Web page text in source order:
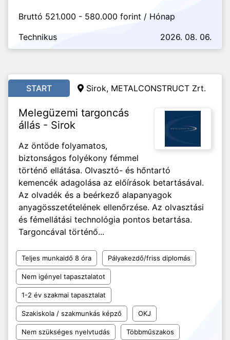
Bruttó 521.000 - 580.000 forint / Hónap
Technikus
2026. 08. 06.
START Sirok, METALCONSTRUCT Zrt.
Melegüzemi targoncás
állás - Sirok
Az öntöde folyamatos,
biztonságos folyékony fémmel
történő ellátása. Olvasztó- és hőntartó
kemencék adagolása az előírások betartásával.
Az olvadék és a beérkező alapanyagok
anyagösszetételének ellenőrzése. Az olvasztási
és fémellátási technológia pontos betartása.
Targoncával történő...
Teljes munkaidő 8 óra Pályakezdő/friss diplomás
Nem igényel tapasztalatot
1-2 év szakmai tapasztalat
Szakiskola / szakmunkás képző OKJ
Nem szükséges nyelvtudás Többműszakos